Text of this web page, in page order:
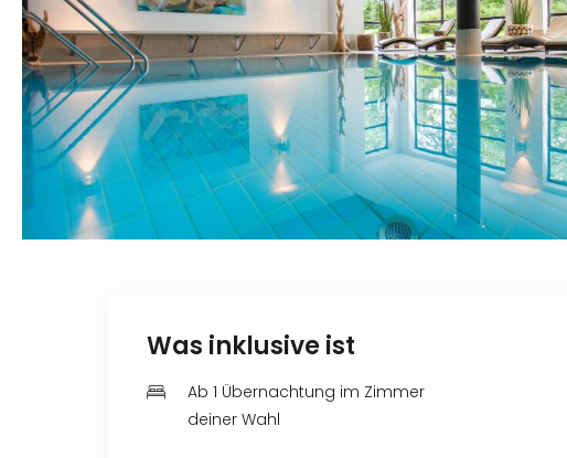
Was inklusive ist
Ab 1 Übernachtung im Zimmer
deiner Wahl